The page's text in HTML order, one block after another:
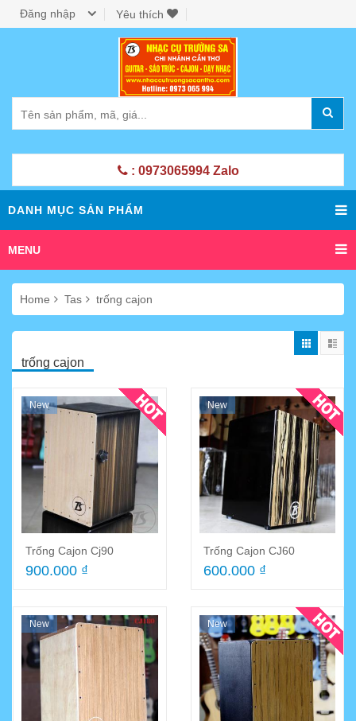
Đăng nhập Yêu thích
: 0973065994 Zalo
DANH MỤC SẢN PHẨM
MENU
Home Tas trống cajon
trống cajon
New
Trống Cajon Cj90
900.000 ₫
New
Trống Cajon CJ60
600.000 ₫
New New